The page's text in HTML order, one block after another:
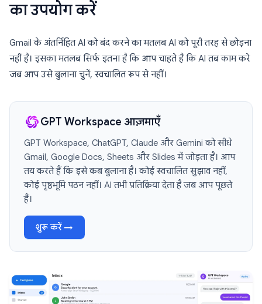
का उपयोग करें
Gmail के अंतर्निहित AI को बंद करने का मतलब AI को पूरी तरह से छोड़ना
नहीं है। इसका मतलब सिर्फ इतना है कि आप चाहते हैं कि AI तब काम करे
जब आप उसे बुलाना चुनें, स्वचालित रूप से नहीं।
GPT Workspace आज़माएँ
GPT Workspace, ChatGPT, Claude और Gemini को सीधे
Gmail, Google Docs, Sheets और Slides में जोड़ता है। आप
तय करते हैं कि इसे कब बुलाना है। कोई स्वचालित सुझाव नहीं,
कोई पृष्ठभूमि पठन नहीं। AI तभी प्रतिक्रिया देता है जब आप पूछते
हैं।
शुरू करें →